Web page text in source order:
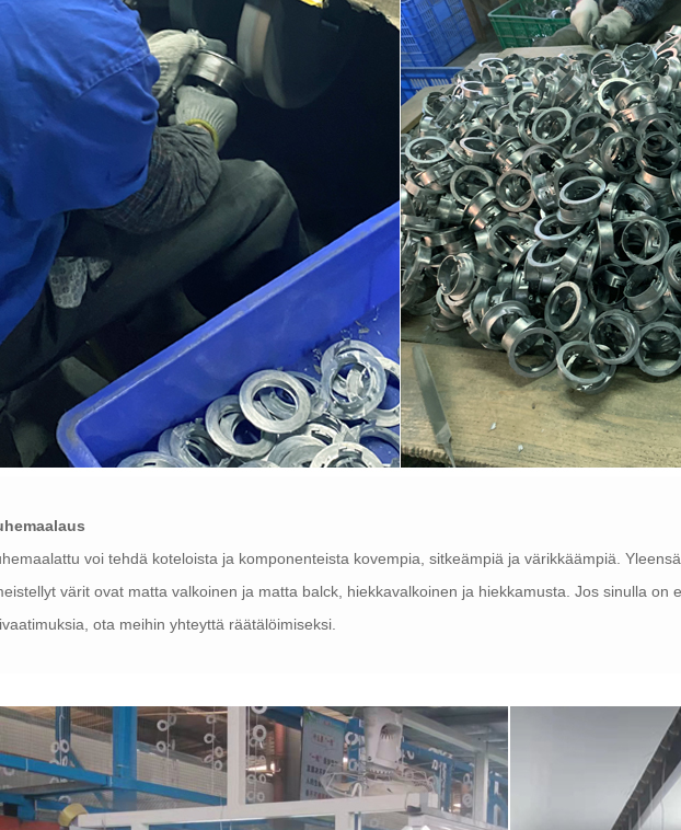
voi tehdä koteloista ja komponenteista kovempia, sitkeämpiä ja värikkäämpiä.
värit ovat matta valkoinen ja matta balck, hiekkavalkoinen ja hiekkamusta. Jos sinulla on
ota meihin yhteyttä räätälöimiseksi.